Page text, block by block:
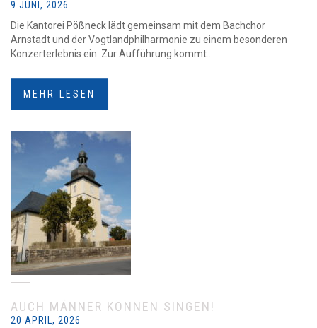
9 JUNI, 2026
Die Kantorei Pößneck lädt gemeinsam mit dem Bachchor
Arnstadt und der Vogtlandphilharmonie zu einem besonderen
Konzerterlebnis ein. Zur Aufführung kommt...
MEHR LESEN
AUCH MÄNNER KÖNNEN SINGEN!
20 APRIL, 2026